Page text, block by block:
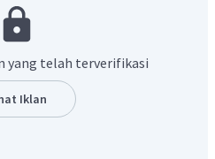
D.
yang telah terverifikasi
Iklan